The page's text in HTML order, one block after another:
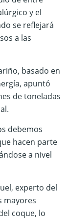
y el
se reflejará
a las
basado en
apuntó
de toneladas
debemos
hacen parte
a nivel
experto del
mayores
coque, lo